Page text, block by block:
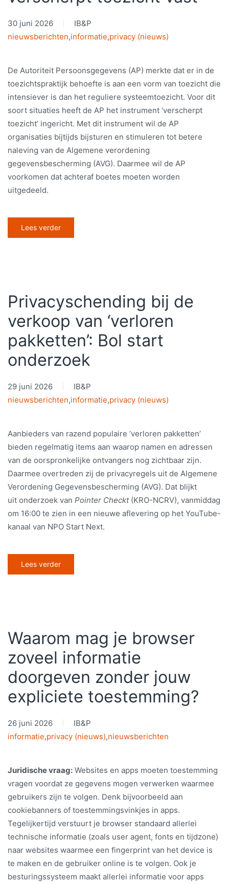
30 juni 2026
IB&P
nieuwsberichten,informatie,privacy (nieuws)
De Autoriteit Persoonsgegevens (AP) merkte dat er in de
toezichtspraktijk behoefte is aan een vorm van toezicht die
intensiever is dan het reguliere systeemtoezicht. Voor dit
soort situaties heeft de AP het instrument ‘verscherpt
toezicht’ ingericht. Met dit instrument wil de AP
organisaties bijtijds bijsturen en stimuleren tot betere
naleving van de Algemene verordening
gegevensbescherming (AVG). Daarmee wil de AP
voorkomen dat achteraf boetes moeten worden
uitgedeeld.
Lees verder
Privacyschending bij de
verkoop van ‘verloren
pakketten’: Bol start
onderzoek
29 juni 2026
IB&P
nieuwsberichten,informatie,privacy (nieuws)
Aanbieders van razend populaire ‘verloren pakketten’
bieden regelmatig items aan waarop namen en adressen
van de oorspronkelijke ontvangers nog zichtbaar zijn.
Daarmee overtreden zij de privacyregels uit de Algemene
Verordening Gegevensbescherming (AVG). Dat blijkt
uit onderzoek van Pointer Checkt(KRO-NCRV), vanmiddag
om 16:00 te zien in een nieuwe aflevering op het YouTube-
kanaal van NPO Start Next.
Lees verder
Waarom mag je browser
zoveel informatie
doorgeven zonder jouw
expliciete toestemming?
26 juni 2026
IB&P
informatie,privacy (nieuws),nieuwsberichten
Juridische vraag: Websites en apps moeten toestemming
vragen voordat ze gegevens mogen verwerken waarmee
gebruikers zijn te volgen. Denk bijvoorbeeld aan
cookiebanners of toestemmingsvinkjes in apps.
Tegelijkertijd verstuurt je browser standaard allerlei
technische informatie (zoals user agent, fonts en tijdzone)
naar websites waarmee een fingerprint van het device is
te maken en de gebruiker online is te volgen. Ook je
besturingssysteem maakt allerlei informatie voor apps